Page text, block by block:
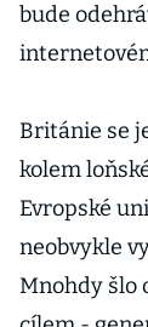
bude
Británie se
kolem
Evropské
neobvykle
Mnohdy šlo